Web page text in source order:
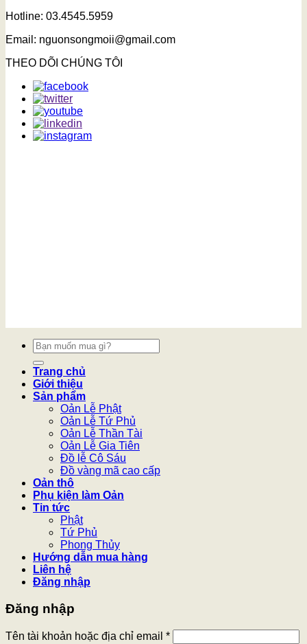
Hotline: 03.4545.5959
Email: nguonsongmoii@gmail.com
THEO DÕI CHÚNG TÔI
Tìm
kiếm:
Trang chủ
Giới thiệu
Sản phẩm
Oản Lễ Phật
Oản Lễ Tứ Phủ
Oản Lễ Thần Tài
Oản Lễ Gia Tiên
Đồ lễ Cô Sáu
Đồ vàng mã cao cấp
Oản thô
Phụ kiện làm Oản
Tin tức
Phật
Tứ Phủ
Phong Thủy
Hướng dẫn mua hàng
Liên hệ
Đăng nhập
Đăng nhập
Tên tài khoản hoặc địa chỉ email *